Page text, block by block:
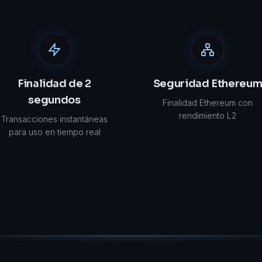
Finalidad de 2
segundos
Transacciones instantáneas
para uso en tiempo real
Seguridad Ethereum
Finalidad Ethereum con
rendimiento L2